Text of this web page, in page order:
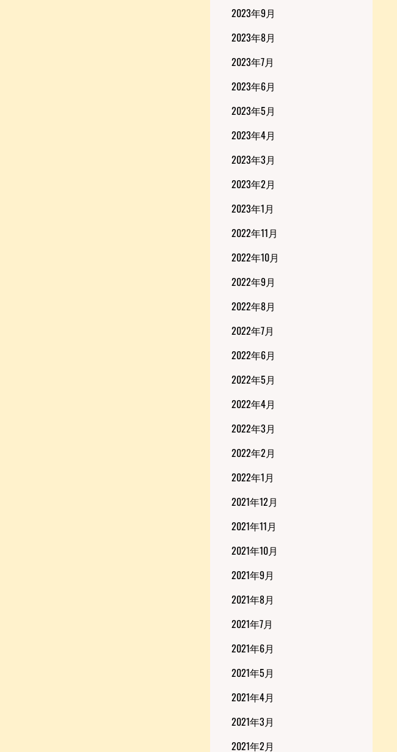
2023年9月
2023年8月
2023年7月
2023年6月
2023年5月
2023年4月
2023年3月
2023年2月
2023年1月
2022年11月
2022年10月
2022年9月
2022年8月
2022年7月
2022年6月
2022年5月
2022年4月
2022年3月
2022年2月
2022年1月
2021年12月
2021年11月
2021年10月
2021年9月
2021年8月
2021年7月
2021年6月
2021年5月
2021年4月
2021年3月
2021年2月